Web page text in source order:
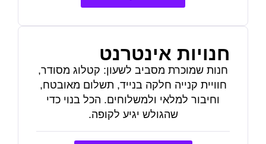
חנויות אינטרנט
חנות שמוכרת מסביב לשעון: קטלוג מסודר,
חוויית קנייה חלקה בנייד, תשלום מאובטח,
וחיבור למלאי ולמשלוחים. הכל בנוי כדי
שהגולש יגיע לקופה.